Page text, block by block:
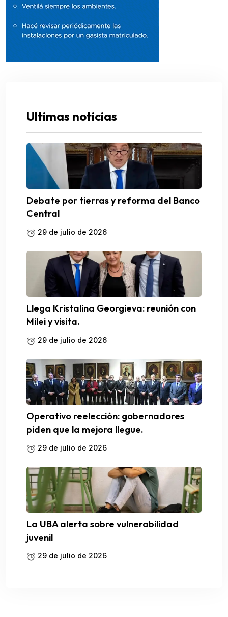
Ultimas noticias
Debate por tierras y reforma del Banco
Central
29 de julio de 2026
Llega Kristalina Georgieva: reunión con
Milei y visita.
29 de julio de 2026
Operativo reelección: gobernadores
piden que la mejora llegue.
29 de julio de 2026
La UBA alerta sobre vulnerabilidad
juvenil
29 de julio de 2026